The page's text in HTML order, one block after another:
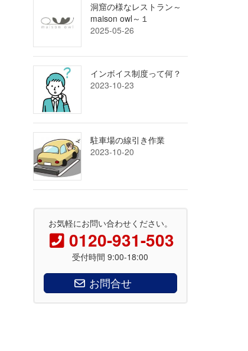
洞窟の様なレストラン～
maison owl～１
2025-05-26
インボイス制度って何？
2023-10-23
駐車場の線引き作業
2023-10-20
お気軽にお問い合わせください。
0120-931-503
受付時間 9:00-18:00
お問合せ